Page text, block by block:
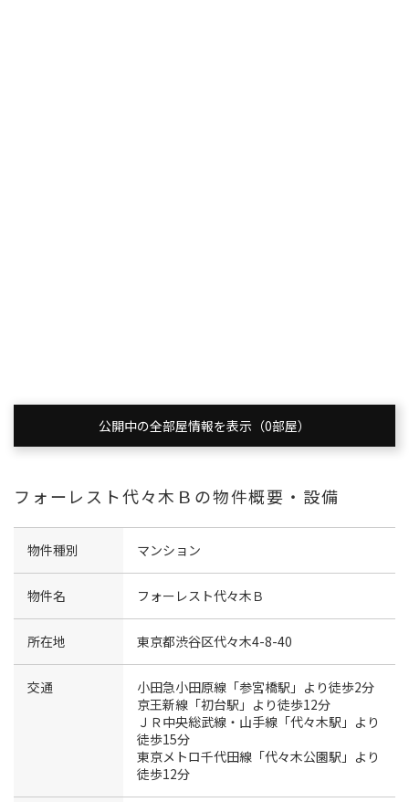
公開中の全部屋情報を表示（0部屋）
フォーレスト代々木Ｂの物件概要・設備
物件種別 マンション
物件名 フォーレスト代々木Ｂ
所在地 東京都渋谷区代々木4-8-40
交通
小田急小田原線「参宮橋駅」より徒歩2分
京王新線「初台駅」より徒歩12分
ＪＲ中央総武線・山手線「代々木駅」より
徒歩15分
東京メトロ千代田線「代々木公園駅」より
徒歩12分